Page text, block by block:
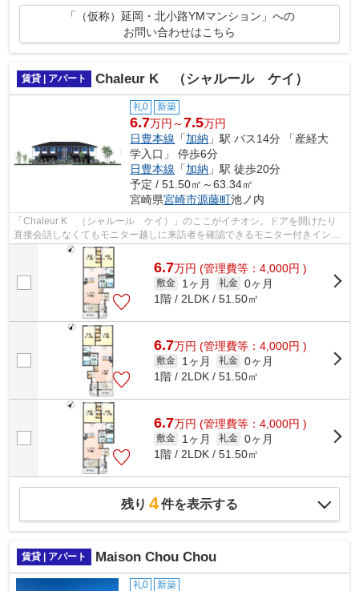
「（仮称）延岡・北小路YMマンション」への
お問い合わせはこちら
賃貸 | アパート Chaleur K （シャルール ケイ）
礼0 新築
6.7万円～7.5万円
日豊本線 「加納 」駅 バス14分 「産経大
学入口」 停歩6分
日豊本線 「加納 」駅 徒歩20分
予定 / 51.50㎡～63.34㎡
宮崎県宮崎市源藤町池ノ内
「Chaleur K （シャルール ケイ）」のここがイチオシ。ドアを開けたり
直接会話しなくてもモニター越しに来訪者を確認できるモニター付きインタ
ーホンがあります。共用部には宅配ボ...
6.7万円 (管理費等：4,000円 )
敷金 1ヶ月 礼金 0ヶ月
1階 / 2LDK / 51.50㎡
6.7万円 (管理費等：4,000円 )
敷金 1ヶ月 礼金 0ヶ月
1階 / 2LDK / 51.50㎡
6.7万円 (管理費等：4,000円 )
敷金 1ヶ月 礼金 0ヶ月
1階 / 2LDK / 51.50㎡
残り 4件を表示する
賃貸 | アパート Maison Chou Chou
礼0 新築